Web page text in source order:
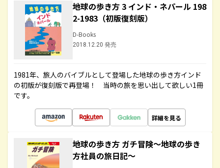
地球の歩き方 3 インド・ネパール 198
2-1983（初版復刻版）
D-Books
2018.12.20 発売
1981年、旅人のバイブルとして登場した地球の歩き方インド
の初版が復刻版で再登場！ 当時の旅を思い出して欲しい1冊
です。
詳細を見る
地球の歩き方 ガチ冒険～地球の歩き
方社員の旅日記～